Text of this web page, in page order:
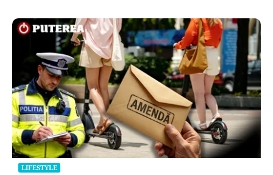
LIFESTYLE